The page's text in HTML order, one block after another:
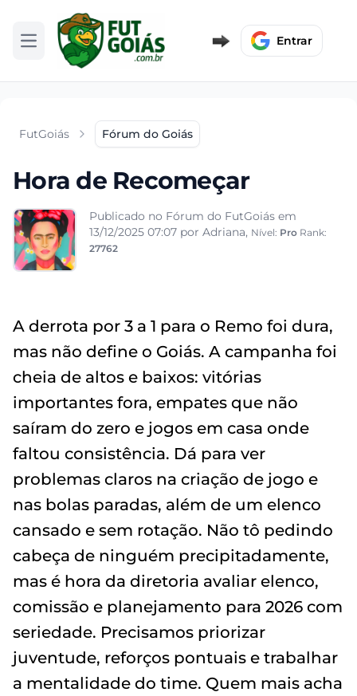
Abrir menu Entrar
FutGoiás Fórum do Goiás
Hora de Recomeçar
Publicado no Fórum do FutGoiás em
13/12/2025 07:07 por Adriana, Nível: Pro Rank:
27762
A derrota por 3 a 1 para o Remo foi dura,
mas não define o Goiás. A campanha foi
cheia de altos e baixos: vitórias
importantes fora, empates que não
saíram do zero e jogos em casa onde
faltou consistência. Dá para ver
problemas claros na criação de jogo e
nas bolas paradas, além de um elenco
cansado e sem rotação. Não tô pedindo
cabeça de ninguém precipitadamente,
mas é hora da diretoria avaliar elenco,
comissão e planejamento para 2026 com
seriedade. Precisamos priorizar
juventude, reforços pontuais e trabalhar
a mentalidade do time. Quem mais acha